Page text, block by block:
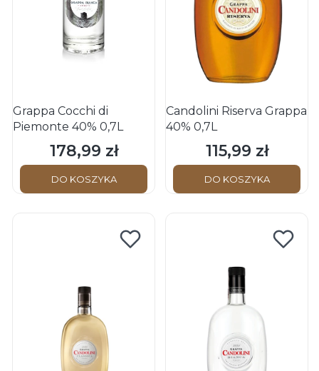
Grappa Cocchi di
Piemonte 40% 0,7L
Cena
178,99 zł
DO KOSZYKA
Candolini Riserva Grappa
40% 0,7L
Cena
115,99 zł
DO KOSZYKA